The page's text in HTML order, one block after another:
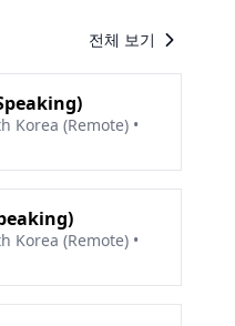
전체 보기
Korea (Remote) •
Korea (Remote) •